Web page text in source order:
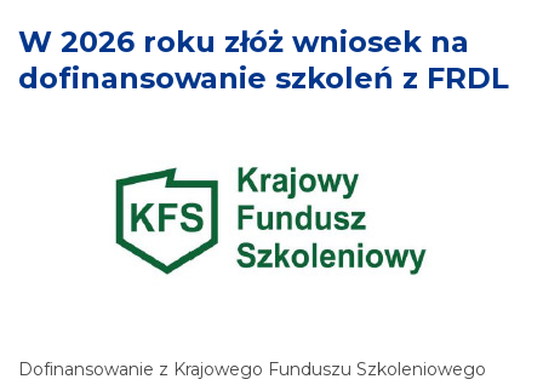
W 2026 roku złóż wniosek na
dofinansowanie szkoleń z FRDL
Dofinansowanie z Krajowego Funduszu Szkoleniowego